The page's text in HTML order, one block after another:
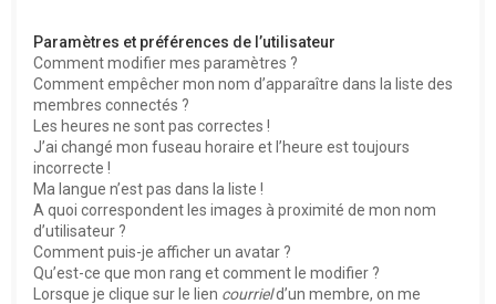
Paramètres et préférences de l’utilisateur
Comment modifier mes paramètres ?
Comment empêcher mon nom d’apparaître dans la liste des
membres connectés ?
Les heures ne sont pas correctes !
J’ai changé mon fuseau horaire et l’heure est toujours
incorrecte !
Ma langue n’est pas dans la liste !
A quoi correspondent les images à proximité de mon nom
d’utilisateur ?
Comment puis-je afficher un avatar ?
Qu’est-ce que mon rang et comment le modifier ?
Lorsque je clique sur le lien courrield’un membre, on me